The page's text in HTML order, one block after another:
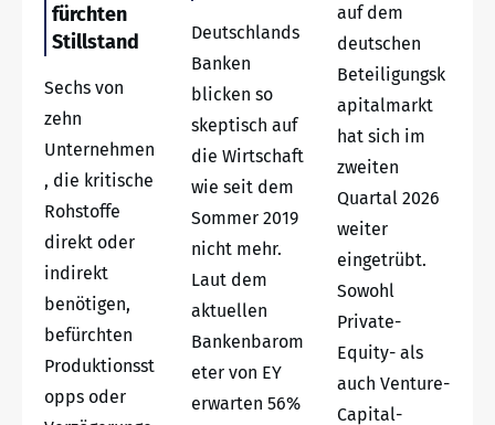
fürchten
Stillstand
Sechs von
zehn
Unternehmen
, die kritische
Rohstoffe
direkt oder
indirekt
benötigen,
befürchten
Produktionsst
opps oder
Deutschlands
Banken
blicken so
skeptisch auf
die Wirtschaft
wie seit dem
Sommer 2019
nicht mehr.
Laut dem
aktuellen
Bankenbarom
eter von EY
erwarten 56%
auf dem
deutschen
Beteiligungsk
apitalmarkt
hat sich im
zweiten
Quartal 2026
weiter
eingetrübt.
Sowohl
Private-
Equity- als
auch Venture-
Capital-